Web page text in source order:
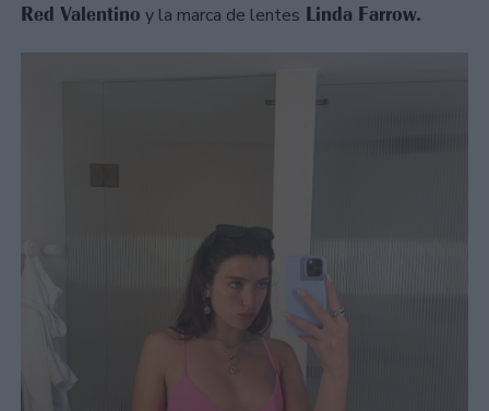
Red Valentino y la marca de lentes Linda Farrow.